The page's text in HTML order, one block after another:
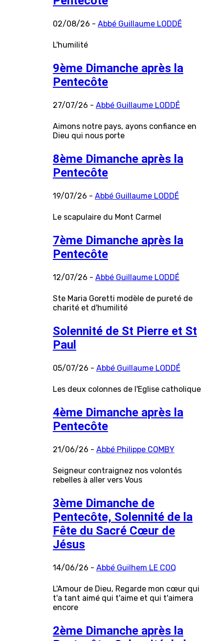
02/08/26 - Abbé Guillaume LODDÉ
L'humilité
9ème Dimanche après la
Pentecôte
27/07/26 - Abbé Guillaume LODDÉ
Aimons notre pays, ayons confiance en
Dieu qui nous porte
8ème Dimanche après la
Pentecôte
19/07/26 - Abbé Guillaume LODDÉ
Le scapulaire du Mont Carmel
7ème Dimanche après la
Pentecôte
12/07/26 - Abbé Guillaume LODDÉ
Ste Maria Goretti modèle de pureté de
charité et d'humilité
Solennité de St Pierre et St
Paul
05/07/26 - Abbé Guillaume LODDÉ
Les deux colonnes de l'Eglise catholique
4ème Dimanche après la
Pentecôte
21/06/26 - Abbé Philippe COMBY
Seigneur contraignez nos volontés
rebelles à aller vers Vous
3ème Dimanche de
Pentecôte, Solennité de la
Fête du Sacré Cœur de
Jésus
14/06/26 - Abbé Guilhem LE COQ
L'Amour de Dieu, Regarde mon cœur qui
t'a tant aimé qui t'aime et qui t'aimera
encore
2ème Dimanche après la